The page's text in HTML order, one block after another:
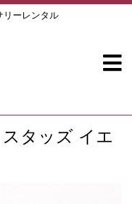
リーレンタル
タッズ イエ